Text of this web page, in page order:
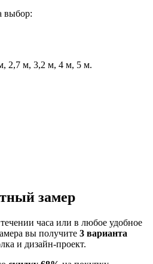
выбор:
2,7 м, 3,2 м, 4 м, 5 м.
замер
часа или в любое удобное
вы получите 3 варианта
и дизайн-проект.